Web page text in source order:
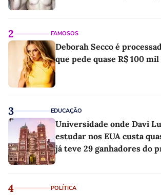
2 FAMOSOS
Deborah Secco é
que pede quase R$ 100
3 EDUCAÇÃO
Universidade onde Davi
estudar nos EUA custa
já teve 29 ganhadores do
4 POLÍTICA